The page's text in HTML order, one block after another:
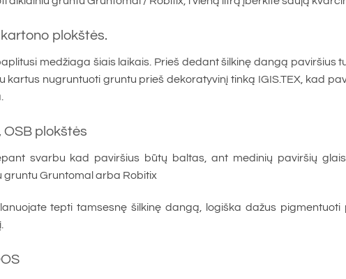
plokštės.
medžiaga šiais laikais. Prieš dedant šilkinę dangą paviršius
kartus nugruntuoti gruntu prieš dekoratyvinį tinką IGIS.TEX, kad
OSB plokštės
svarbu kad paviršius būtų baltas, ant medinių paviršių
gruntu Gruntomal arba Robitix
tepti tamsesnę šilkinę dangą, logiška dažus